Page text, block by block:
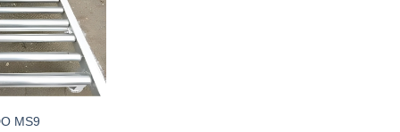
MS9